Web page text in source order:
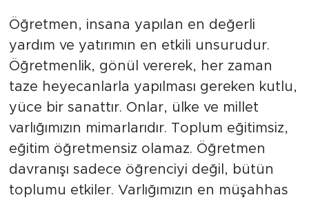
Öğretmen, insana yapılan en değerli
yardım ve yatırımın en etkili unsurudur.
Öğretmenlik, gönül vererek, her zaman
taze heyecanlarla yapılması gereken kutlu,
yüce bir sanattır. Onlar, ülke ve millet
varlığımızın mimarlarıdır. Toplum eğitimsiz,
eğitim öğretmensiz olamaz. Öğretmen
davranışı sadece öğrenciyi değil, bütün
toplumu etkiler. Varlığımızın en müşahhas